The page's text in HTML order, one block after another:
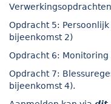
Verwerkingsopdrachten
Opdracht 5:
bijeenkomst 2)
Opdracht 6:
Opdracht 7:
bijeenkomst 4).